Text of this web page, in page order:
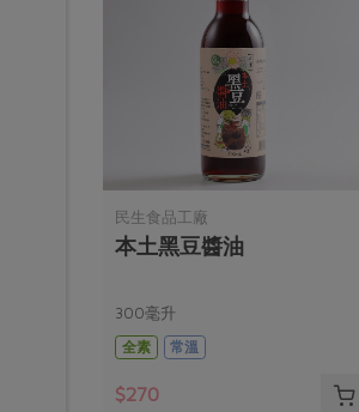
民生食品工廠
本土黑豆醬油
300毫升
全素
常溫
$270